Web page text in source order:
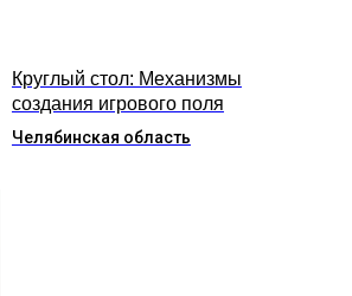
Круглый стол: Механизмы
создания игрового поля
Челябинская область